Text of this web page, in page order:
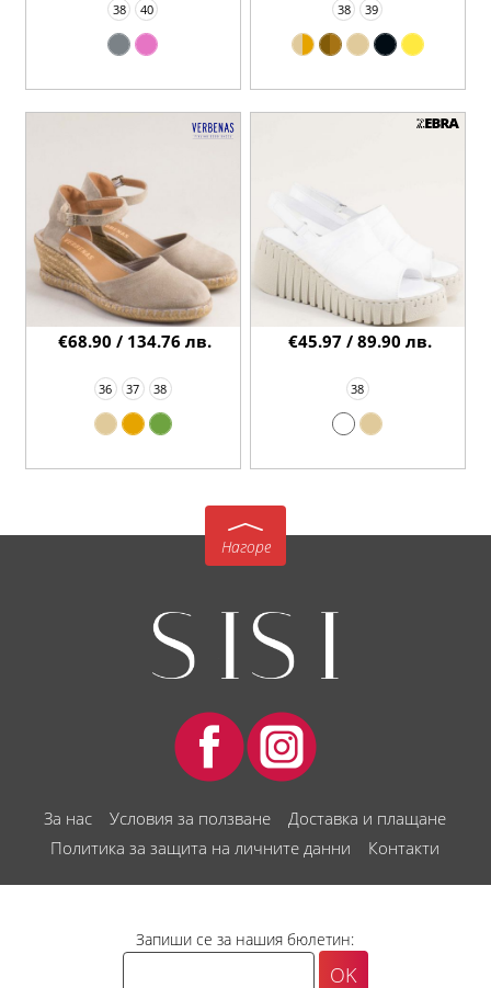
38 40 38 39
36 37 38
€68.90 / 134.76 лв.
38
€45.97 / 89.90 лв.
Нагоре
За нас Условия за ползване
Доставка и плащане
Политика за защита на личните данни
Контакти
Запиши се за нашия бюлетин: